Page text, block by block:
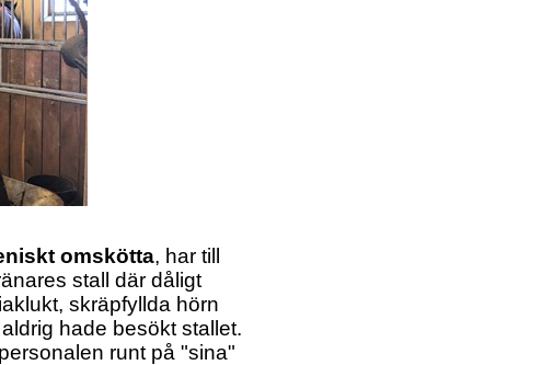
omskötta, har till
stall där dåligt
skräpfyllda hörn
hade besökt stallet.
runt på "sina"